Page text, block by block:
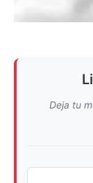
Deja tu